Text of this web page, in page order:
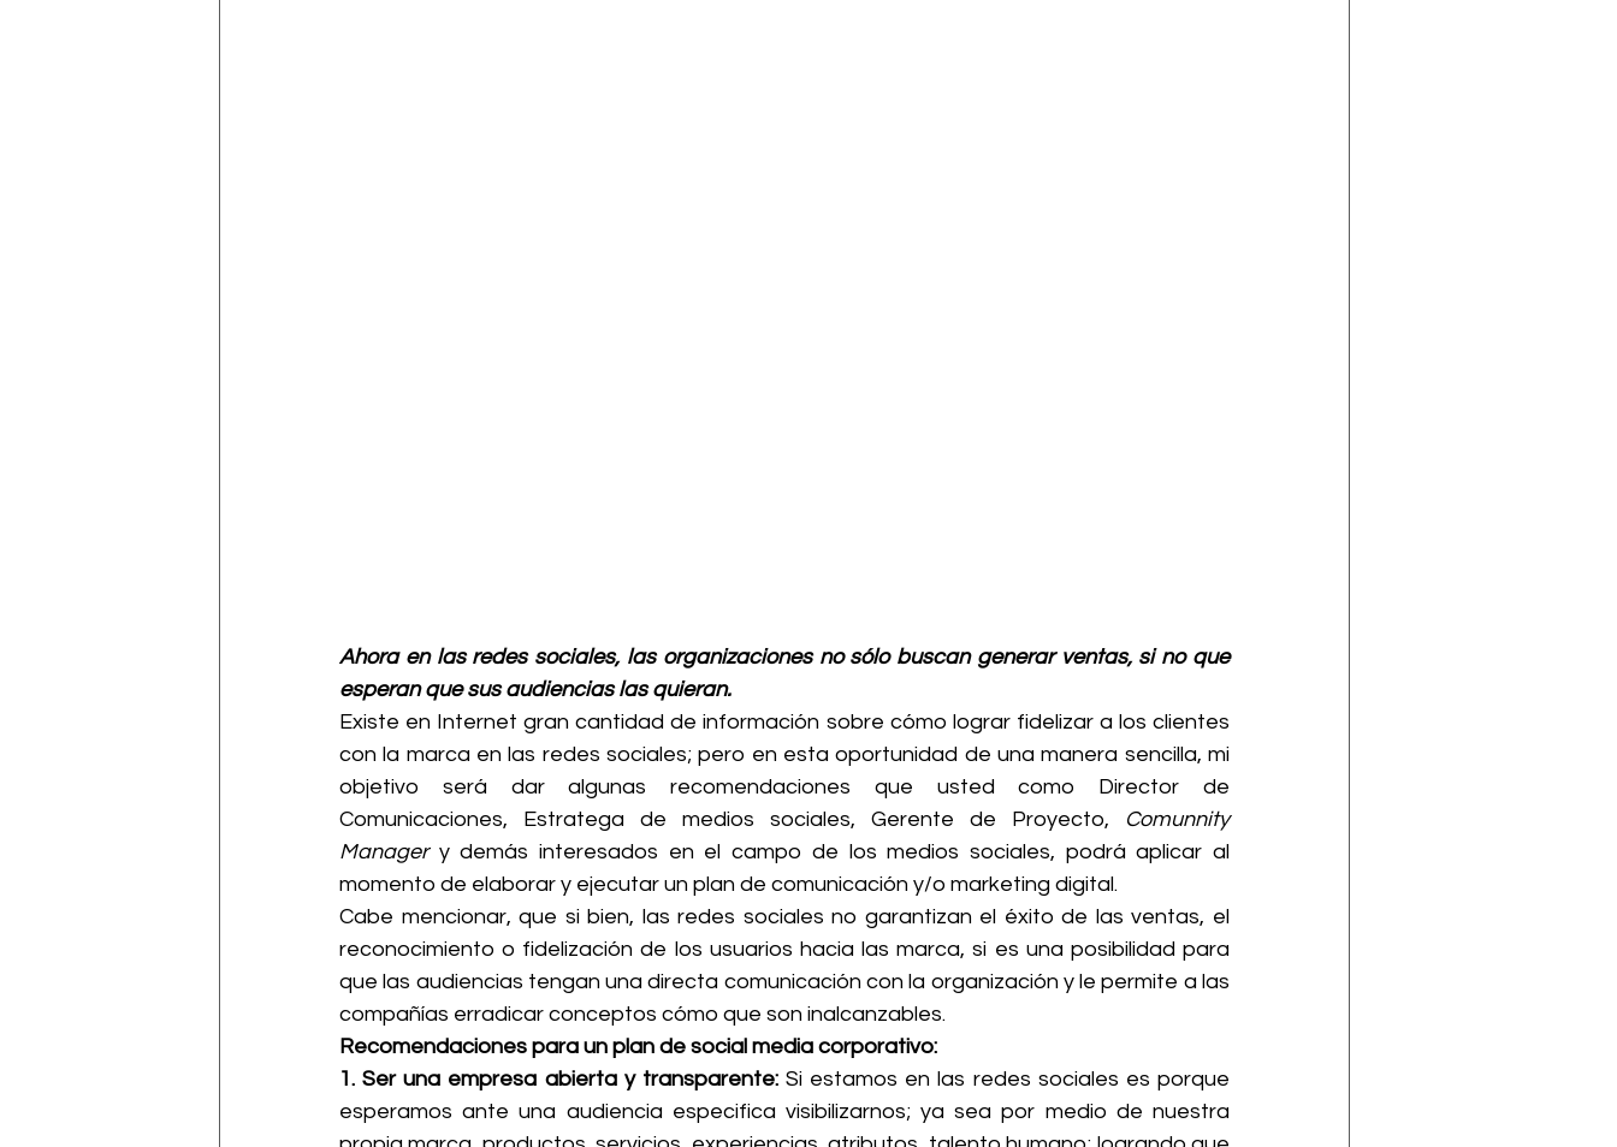
Ahora en las redes sociales, las organizaciones no sólo buscan generar ventas, si no que
esperan que sus audiencias las quieran.
Existe en Internet gran cantidad de información sobre cómo lograr fidelizar a los clientes
con la marca en las redes sociales; pero en esta oportunidad de una manera sencilla, mi
objetivo será dar algunas recomendaciones que usted como Director de
Comunicaciones, Estratega de medios sociales, Gerente de Proyecto,
Comunnity
Manager y demás interesados en el campo de los medios sociales, podrá aplicar al
momento de elaborar y ejecutar un plan de comunicación y/o marketing digital.
Cabe mencionar, que si bien, las redes sociales no garantizan el éxito de las ventas, el
reconocimiento o fidelización de los usuarios hacia las marca, si es una posibilidad para
que las audiencias tengan una directa comunicación con la organización y le permite a las
compañías erradicar conceptos cómo que son inalcanzables.
Recomendaciones para un plan de social media corporativo:
1. Ser una empresa abierta y transparente: Si estamos en las redes sociales es porque
esperamos ante una audiencia especifica visibilizarnos; ya sea por medio de nuestra